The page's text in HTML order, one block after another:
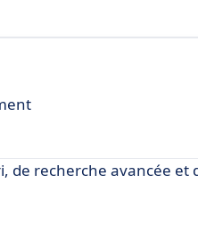
de recherche avancée et